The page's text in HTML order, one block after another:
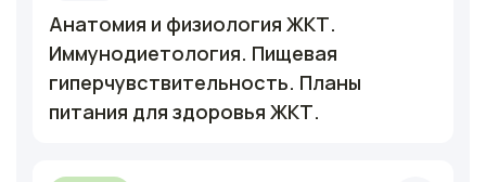
Анатомия и физиология ЖКТ.
Иммунодиетология. Пищевая
гиперчувствительность. Планы
питания для здоровья ЖКТ.